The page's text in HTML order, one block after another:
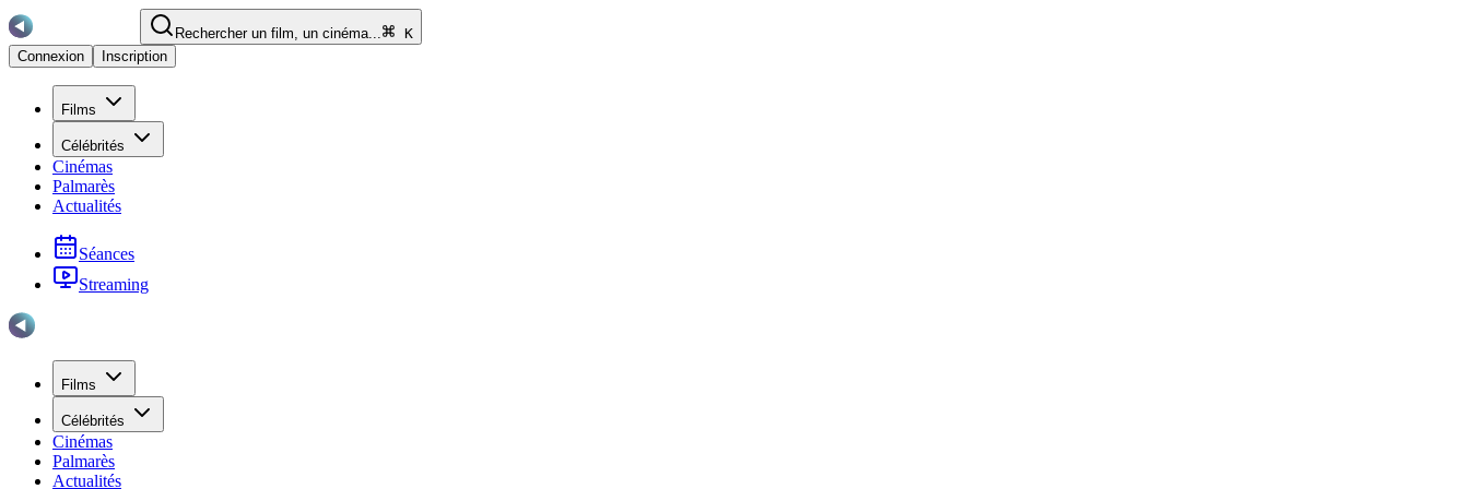
Rechercher un film, un cinéma...
K
Connexion
Inscription
Films
Célébrités
Cinémas
Palmarès
Actualités
Séances
Streaming
Films
Célébrités
Cinémas
Palmarès
Actualités